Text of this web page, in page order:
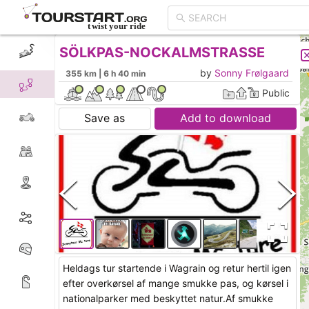
· Katschbergpass Højde 1641 M.
CREATE TOUR LIST
SÖLKPAS-NOCKALMSTRASSE
355 km | 6 h 40 min by Sonny Frølgaard
Public
Save as Add to download
Heldags tur startende i Wagrain og retur hertil igen
efter overkørsel af mange smukke pas, og kørsel i
nationalparker med beskyttet natur.Af smukke